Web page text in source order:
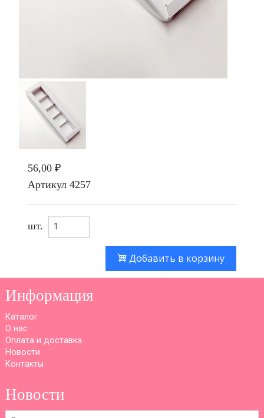
56,00 ₽
Артикул 4257
шт.
Добавить в корзину
Информация
Каталог
О нас
Оплата и доставка
Новости
Контакты
Новости